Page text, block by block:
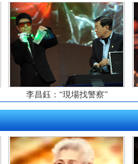
李昌鈺：“現場找警察”